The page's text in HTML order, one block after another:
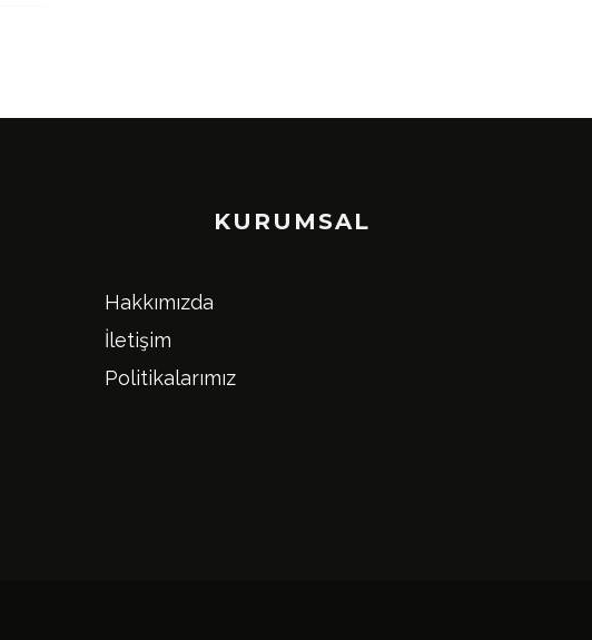
KURUMSAL
Hakkımızda
İletişim
Politikalarımız